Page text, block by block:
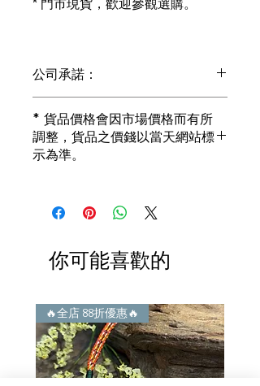
* 門市現貨，歡迎參觀選購。
公司承諾：
冇加色！冇化妝！
i) 所有已鑲玉器珠寶丶玉鐲丶擺件皆 奉
送 [香港翡翠鑑証書]
i) 成色足。冇鍍金！冇包金！冇假金！
3) 顧客所花費一分一毫全部都是珠寶本
i) 無佣金！無租金！無買手費！真真正
正行內批發價。
謝絕紙上談兵。
* 貨品價格會因市場價格而有所
調整，貨品之價錢以當天網站標
示為準。
你可能喜歡的
🔥全店 88折優惠🔥